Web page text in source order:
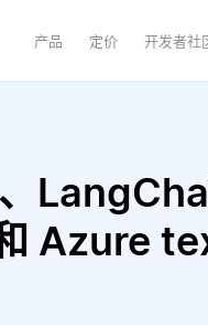
产品 定价 开发者社
Azure